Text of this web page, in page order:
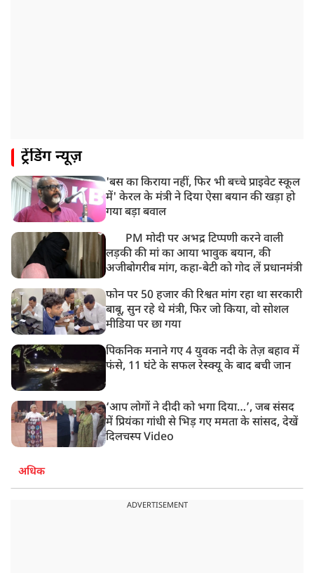
ट्रेंडिंग न्यूज़
'बस का किराया नहीं, फिर भी बच्चे प्राइवेट स्कूल
में' केरल के मंत्री ने दिया ऐसा बयान की खड़ा हो
गया बड़ा बवाल
PM मोदी पर अभद्र टिप्पणी करने वाली
लड़की की मां का आया भावुक बयान, की
अजीबोगरीब मांग, कहा-बेटी को गोद लें प्रधानमंत्री
फोन पर 50 हजार की रिश्वत मांग रहा था सरकारी
बाबू, सुन रहे थे मंत्री, फिर जो किया, वो सोशल
मीडिया पर छा गया
पिकनिक मनाने गए 4 युवक नदी के तेज़ बहाव में
फंसे, 11 घंटे के सफल रेस्क्यू के बाद बची जान
‘आप लोगों ने दीदी को भगा दिया…’, जब संसद
में प्रियंका गांधी से भिड़ गए ममता के सांसद, देखें
दिलचस्प Video
अधिक
ADVERTISEMENT